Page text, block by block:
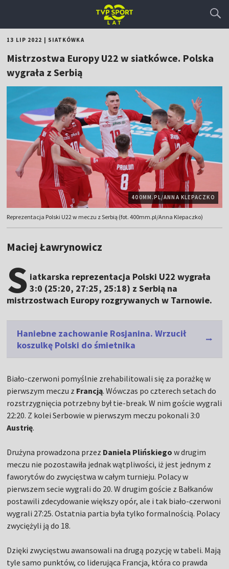
13 LIP 2022 SIATKÓWKA
Mistrzostwa Europy U22 w siatkówce. Polska
wygrała z Serbią
400MM.PL/ANNA KLEPACZKO
Reprezentacja Polski U22 w meczu z Serbią (fot. 400mm.pl/Anna Klepaczko)
Maciej Ławrynowicz
S iatkarska reprezentacja Polski U22 wygrała
3:0 (25:20, 27:25, 25:18) z Serbią na
mistrzostwach Europy rozgrywanych w Tarnowie.
Haniebne zachowanie Rosjanina. Wrzucił
koszulkę Polski do śmietnika
Biało-czerwoni pomyślnie zrehabilitowali się za porażkę w
pierwszym meczu z Francją. Wówczas po czterech setach do
rozstrzygnięcia potrzebny był tie-break. W nim goście wygrali
22:20. Z kolei Serbowie w pierwszym meczu pokonali 3:0
Austrię.
Drużyna prowadzona przez Daniela Plińskiego w drugim
meczu nie pozostawiła jednak wątpliwości, iż jest jednym z
faworytów do zwycięstwa w całym turnieju. Polacy w
pierwszem secie wygrali do 20. W drugim goście z Bałkanów
postawili zdecydowanie większy opór, ale i tak biało-czerwoni
wygrali 27:25. Ostatnia partia była tylko formalnością. Polacy
zwyciężyli ją do 18.
Dzięki zwycięstwu awansowali na drugą pozycję w tabeli. Mają
tyle samo punktów, co liderująca Francja, która co prawda